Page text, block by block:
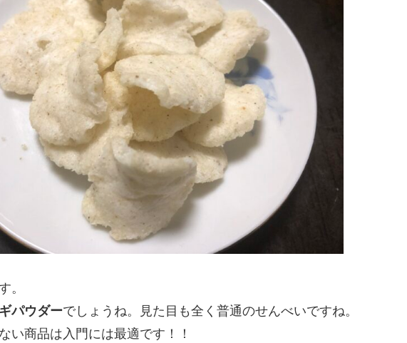
。
パウダーでしょうね。見た目も全く普通のせんべいですね。
い商品は入門には最適です！！